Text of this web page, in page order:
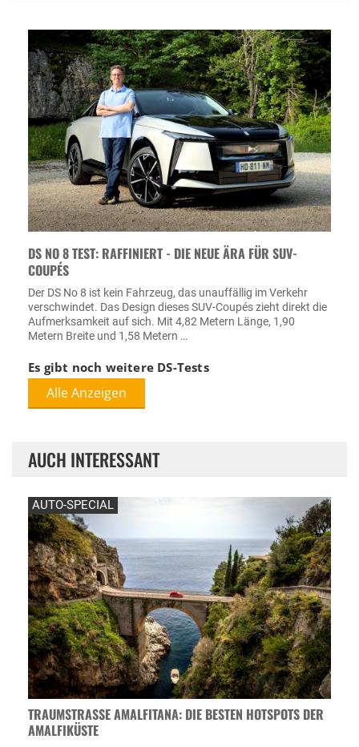
DS NO 8 TEST: RAFFINIERT - DIE NEUE ÄRA FÜR SUV-
COUPÉS
Der DS No 8 ist kein Fahrzeug, das unauffällig im Verkehr
verschwindet. Das Design dieses SUV-Coupés zieht direkt die
Aufmerksamkeit auf sich. Mit 4,82 Metern Länge, 1,90
Metern Breite und 1,58 Metern …
Es gibt noch weitere DS-Tests
Alle Anzeigen
AUCH INTERESSANT
AUTO-SPECIAL
TRAUMSTRASSE AMALFITANA: DIE BESTEN HOTSPOTS DER A
MALFIKÜSTE